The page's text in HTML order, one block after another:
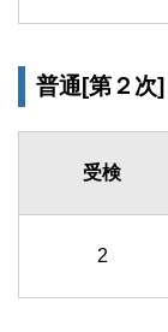
普通[第２次]
受検
2